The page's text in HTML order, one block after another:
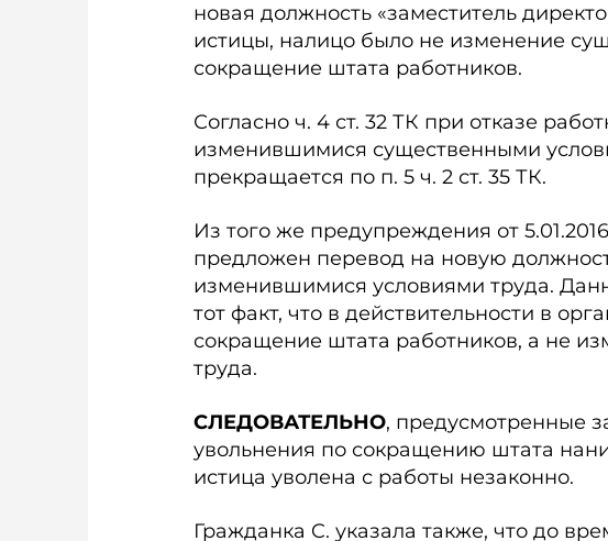
новая должность «заместитель
истицы, налицо было не изменение
сокращение штата работников.
Согласно ч. 4 ст. 32 ТК при отказе
изменившимися существенными
прекращается по п. 5 ч. 2 ст. 35 ТК.
Из того же предупреждения от
предложен перевод на новую
изменившимися условиями труда.
тот факт, что в действительности в
сокращение штата работников, а не
труда.
СЛЕДОВАТЕЛЬНО, предусмотренные
увольнения по сокращению штата
истица уволена с работы незаконно.
Гражданка C. указала также, что до